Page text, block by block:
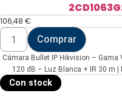
106,48 €
Cámara
Bullet
IP
Hikvision
Gama
Value
Comprar
Cámara Bullet IP Hikvision – Gama
120 dB – Luz Blanca + IR 30 m | Micrófono integrado – PoE | H.265+| IP67 |
Detección de movimiento 2.0 –
Con stock